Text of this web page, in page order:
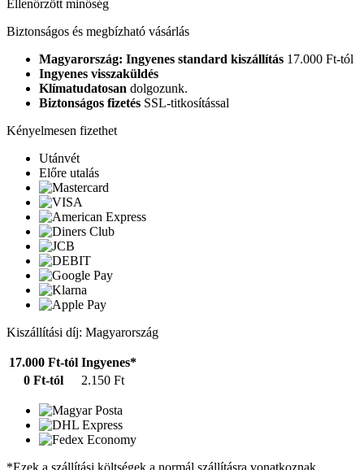
Ellenőrzött minőség
Biztonságos és megbízható vásárlás
Magyarország: Ingyenes standard kiszállítás 17.000 Ft-tól
Ingyenes visszaküldés
Klímatudatosan dolgozunk.
Biztonságos fizetés SSL-titkosítással
Kényelmesen fizethet
Utánvét
Előre utalás
Kiszállítási díj: Magyarország
17.000 Ft-tól Ingyenes*
0 Ft-tól
2.150 Ft
*Ezek a szállítási költségek a normál szállításra vonatkoznak.